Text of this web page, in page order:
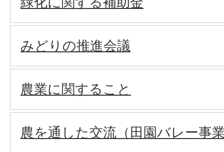
みどりの推進会議
農業に関すること
農を通した交流（田園バレー事